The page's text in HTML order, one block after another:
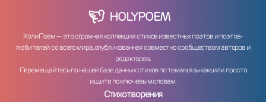
HOLYPOEM
ХолиПоем — это огромная коллекция стихов известных поэтов и поэтов-
любителей со всего мира, опубликованная совместно сообществом авторов и
редакторов.
Перемещайтесь по нашей базе данных стихов по темам, языкам, или просто
ищите по ключевым словам.
Стихотворения